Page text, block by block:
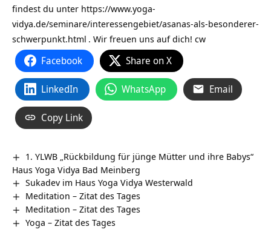
findest du unter https://www.yoga-
vidya.de/seminare/interessengebiet/asanas-als-besonderer-
schwerpunkt.html . Wir freuen uns auf dich! cw
Facebook Share on X
LinkedIn WhatsApp Email
Copy Link
1. YLWB „Rückbildung für jünge Mütter und ihre Babys“
Haus Yoga Vidya Bad Meinberg
Sukadev im Haus Yoga Vidya Westerwald
Meditation – Zitat des Tages
Meditation – Zitat des Tages
Yoga – Zitat des Tages